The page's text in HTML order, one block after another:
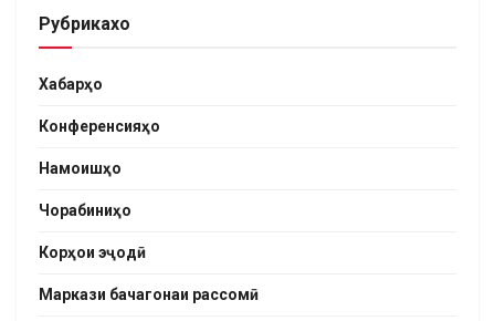
Рубрикахо
Хабарҳо
Конференсияҳо
Намоишҳо
Чорабиниҳо
Корҳои эҷодӣ
Маркази бачагонаи рассомӣ